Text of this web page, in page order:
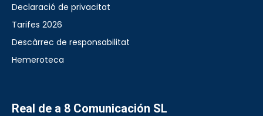
Declaració de privacitat
Tarifes 2026
Descàrrec de responsabilitat
Hemeroteca
Real de a 8 Comunicación SL